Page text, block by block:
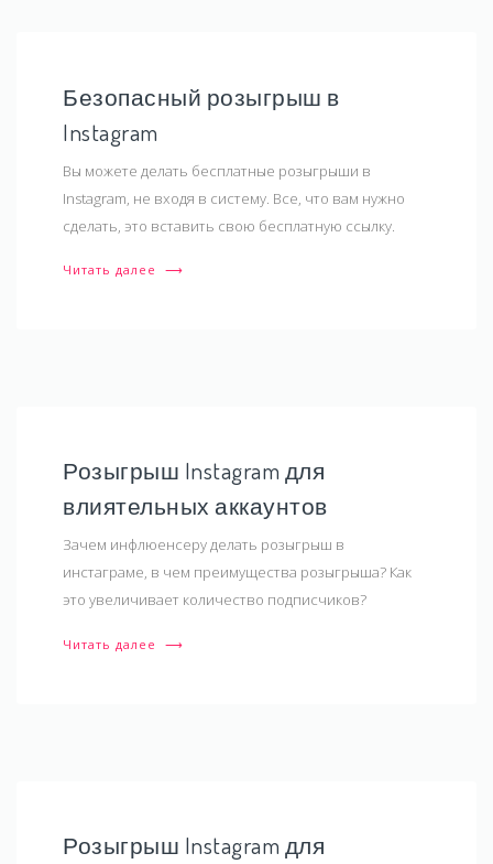
Безопасный розыгрыш в
Instagram
Вы можете делать бесплатные розыгрыши в
Instagram, не входя в систему. Все, что вам нужно
сделать, это вставить свою бесплатную ссылку.
Читать далее ⟶
Розыгрыш Instagram для
влиятельных аккаунтов
Зачем инфлюенсеру делать розыгрыш в
инстаграме, в чем преимущества розыгрыша? Как
это увеличивает количество подписчиков?
Читать далее ⟶
Розыгрыш Instagram для